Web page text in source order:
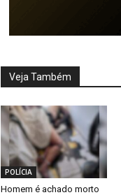
Veja Também
POLÍCIA
Homem é achado morto